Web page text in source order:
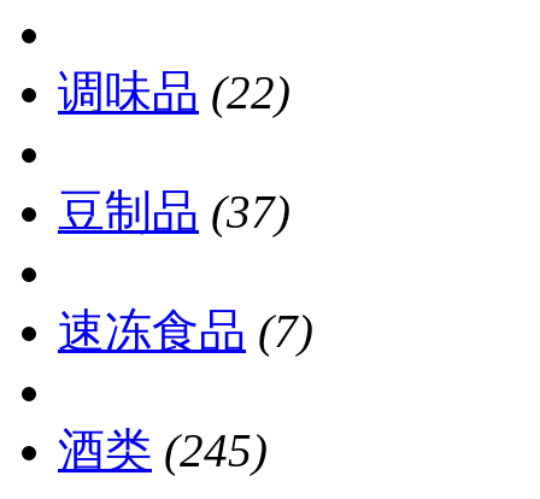
调味品 (22)
豆制品 (37)
速冻食品 (7)
酒类 (245)